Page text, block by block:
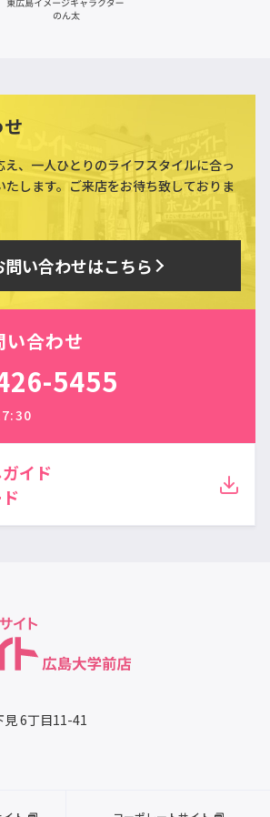
え、一人ひとりのライフスタイルに合っ
たします。ご来店をお待ち致しておりま
問い合わせはこちら
い合わせ
5455
イド
見 6丁目11-41